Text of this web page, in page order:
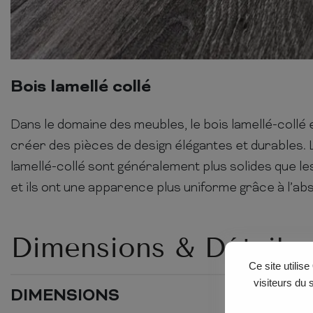
Ce site utilise
visiteurs du
Bois lamellé collé
Dans le domaine des meubles, le bois lamellé-
créer des pièces de design élégantes et durables.
lamellé-collé sont généralement plus solides que
et ils ont une apparence plus uniforme grâce à
Dimensions & Détails
DIMENSIONS